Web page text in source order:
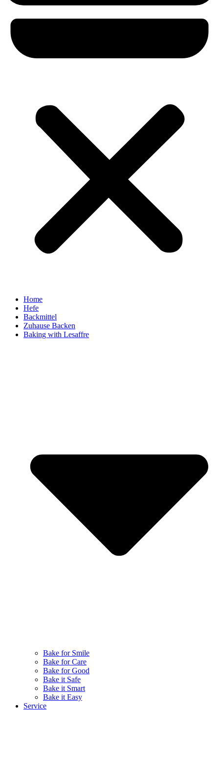
Home
Hefe
Backmittel
Zuhause Backen
Baking with Lesaffre
Bake for Smile
Bake for Care
Bake for Good
Bake it Safe
Bake it Smart
Bake it Easy
Service